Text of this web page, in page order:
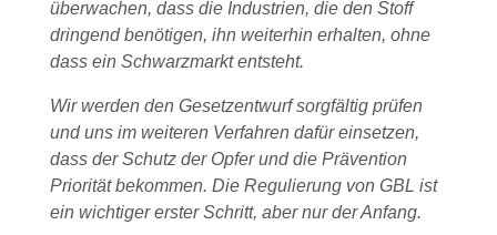
überwachen, dass die Industrien, die den Stoff
dringend benötigen, ihn weiterhin erhalten, ohne
dass ein Schwarzmarkt entsteht.
Wir werden den Gesetzentwurf sorgfältig prüfen
und uns im weiteren Verfahren dafür einsetzen,
dass der Schutz der Opfer und die Prävention
Priorität bekommen. Die Regulierung von GBL ist
ein wichtiger erster Schritt, aber nur der Anfang.